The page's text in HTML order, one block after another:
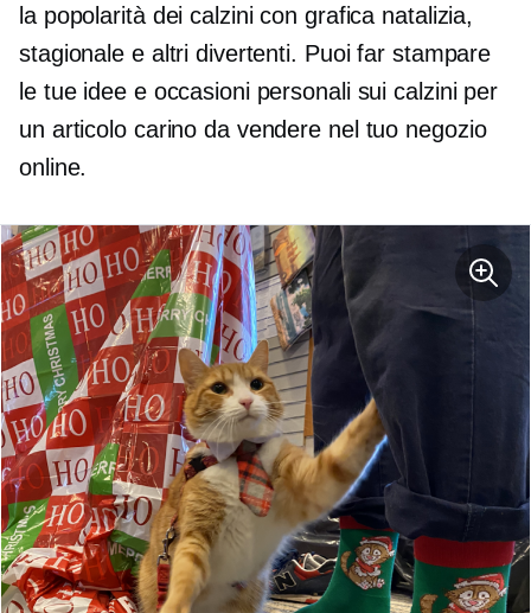
la popolarità dei calzini con grafica natalizia,
stagionale e altri divertenti. Puoi far stampare
le tue idee e occasioni personali sui calzini per
un articolo carino da vendere nel tuo negozio
online.